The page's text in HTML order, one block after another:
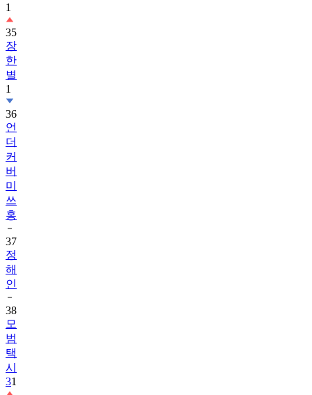
1
35
장
한
별
1
36
언
더
커
버
미
쓰
홍
37
정
해
인
38
모
범
택
시
31